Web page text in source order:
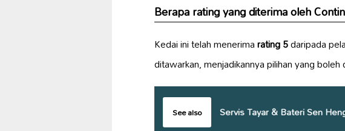
Berapa rating yang diterima oleh
Kedai ini telah menerimarating 5daripada
ditawarkan, menjadikannya pilihan yang
See also Servis Tayar & Bateri Sen